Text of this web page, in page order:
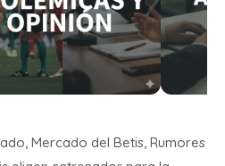
, Mercado del Betis, Rumores